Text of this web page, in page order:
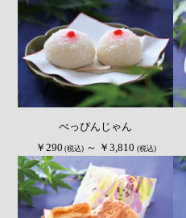
べっぴんじゃん
￥290 (税込) ～ ￥3,810 (税込)